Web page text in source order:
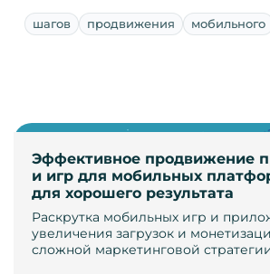
шагов продвижения мобильного
Эффективное продвижение
и игр для мобильных
для хорошего результата
Раскрутка мобильных игр и
увеличения загрузок и
сложной маркетинговой